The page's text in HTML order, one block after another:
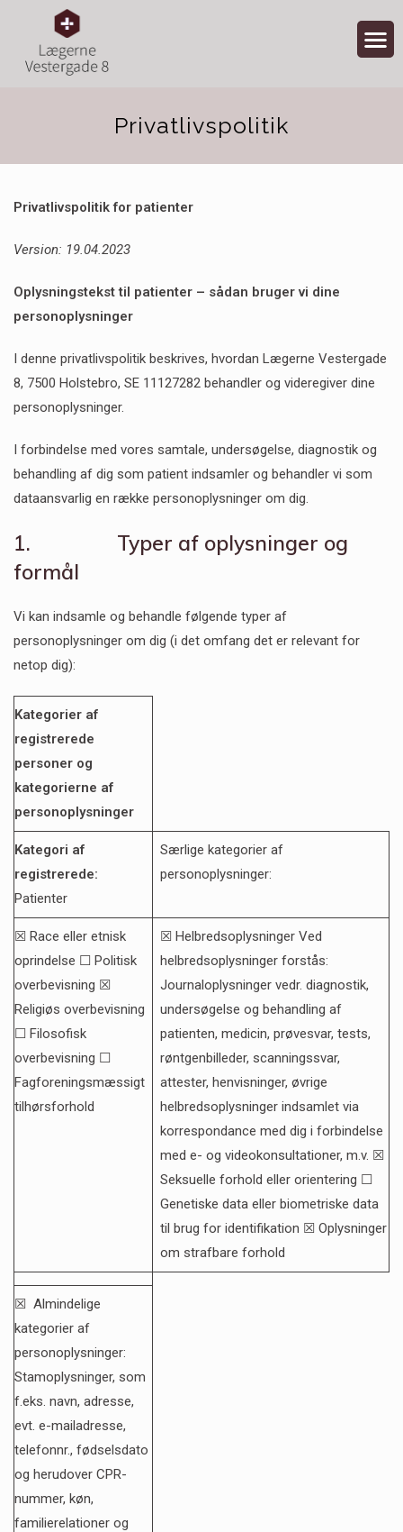
Privatlivspolitik
Privatlivspolitik for patienter
Version: 19.04.2023
Oplysningstekst til patienter – sådan bruger vi dine
personoplysninger
I denne privatlivspolitik beskrives, hvordan Lægerne Vestergade
8, 7500 Holstebro, SE 11127282 behandler og videregiver dine
personoplysninger.
I forbindelse med vores samtale, undersøgelse, diagnostik og
behandling af dig som patient indsamler og behandler vi som
dataansvarlig en række personoplysninger om dig.
1. Typer af oplysninger og
formål
Vi kan indsamle og behandle følgende typer af
personoplysninger om dig (i det omfang det er relevant for
netop dig):
Kategorier af
registrerede
personer og
kategorierne af
personoplysninger
Kategori af
registrerede:
Patienter
Særlige kategorier af
personoplysninger:
☒ Race eller etnisk
oprindelse ☐ Politisk
overbevisning ☒
Religiøs overbevisning
☐ Filosofisk
overbevisning ☐
Fagforeningsmæssigt
tilhørsforhold
☒ Helbredsoplysninger Ved
helbredsoplysninger forstås:
Journaloplysninger vedr. diagnostik,
undersøgelse og behandling af
patienten, medicin, prøvesvar, tests,
røntgenbilleder, scanningssvar,
attester, henvisninger, øvrige
helbredsoplysninger indsamlet via
korrespondance med dig i forbindelse
med e- og videokonsultationer, m.v. ☒
Seksuelle forhold eller orientering ☐
Genetiske data eller biometriske data
til brug for identifikation ☒ Oplysninger
om strafbare forhold
☒ Almindelige
kategorier af
personoplysninger:
Stamoplysninger, som
f.eks. navn, adresse,
evt. e-mailadresse,
telefonnr., fødselsdato
og herudover CPR-
nummer, køn,
familierelationer og